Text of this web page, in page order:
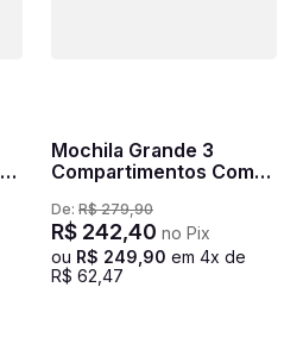
Mochila Grande 3
Compartimentos Com
17" Sestini Impact -
Preto
De: R$ 279,90
R$ 242,40 no Pix
ou R$ 249 90 em 4x de
R$ 62 47